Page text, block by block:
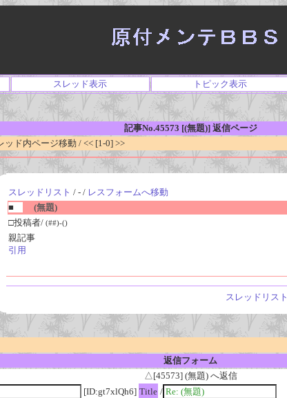
スレッド表示 トピック表示
記事No.45573 [(無題)] 返信ページ
ッド内ページ移動 / << [1-0] >>
スレッドリスト / - / レスフォームへ移動
■
(無題)
□投稿者/ (##)-()
親記事
引用
スレッドリスト
返信フォーム
△[45573] (無題) へ返信
[ID:gt7xlQh6] Title /